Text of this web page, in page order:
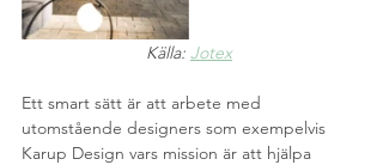
Källa: Jotex
Ett smart sätt är att arbete med
utomstående designers som exempelvis
Karup Design vars mission är att hjälpa